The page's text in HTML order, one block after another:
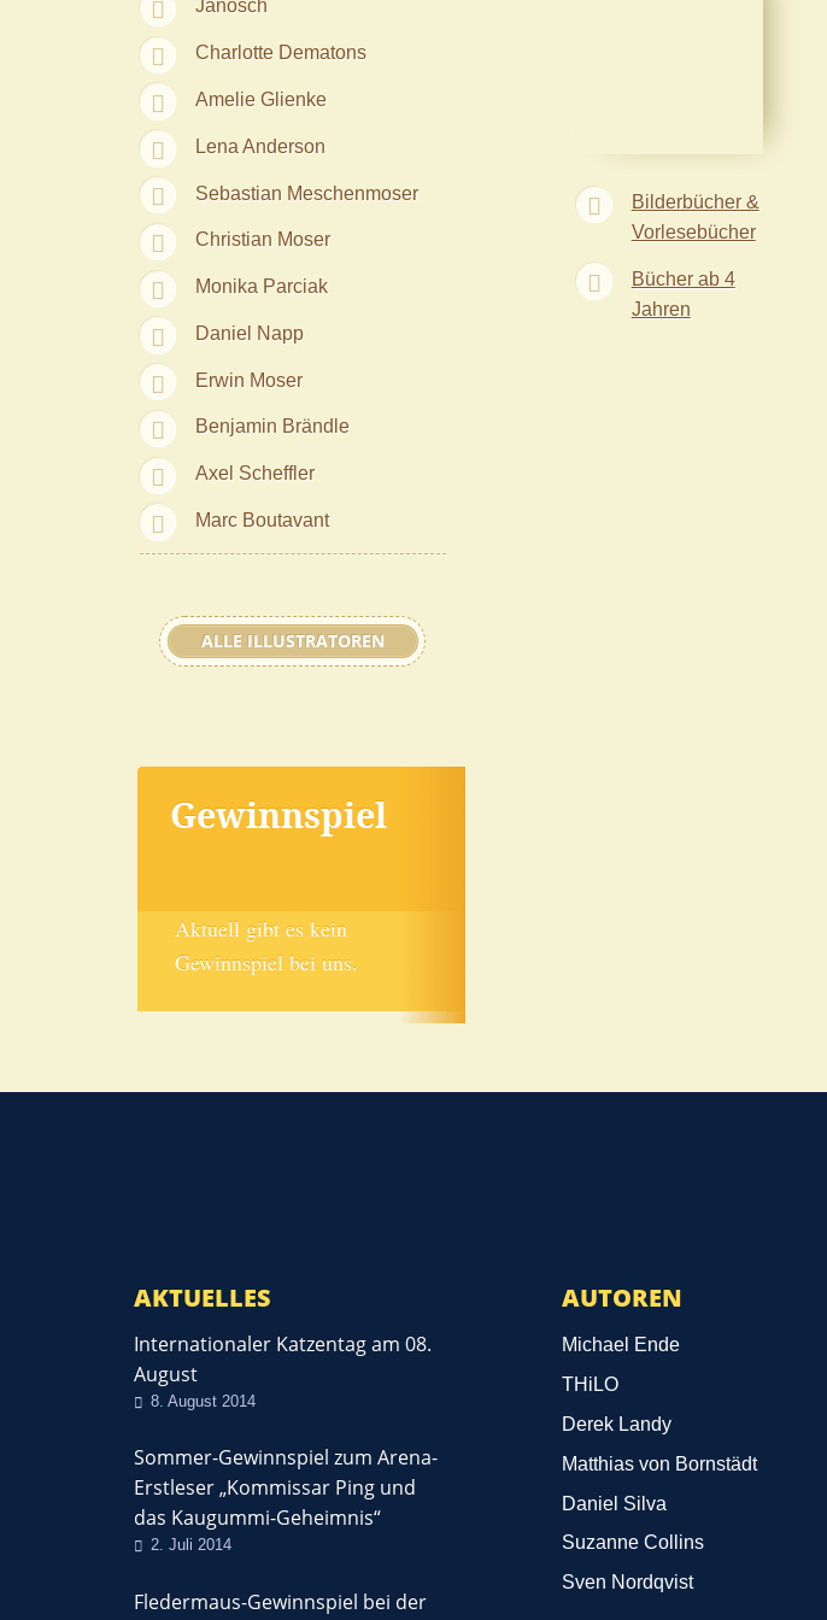
Janosch
Charlotte Dematons
Amelie Glienke
Lena Anderson
Sebastian Meschenmoser
Christian Moser
Monika Parciak
Daniel Napp
Erwin Moser
Benjamin Brändle
Axel Scheffler
Marc Boutavant
ALLE ILLUSTRATOREN
Gewinnspiel
Aktuell gibt es kein
Gewinnspiel bei uns.
Bilderbücher &
Vorlesebücher
Bücher ab 4
Jahren
AKTUELLES
Internationaler Katzentag am 08.
August
8. August 2014
Sommer-Gewinnspiel zum Arena-
Erstleser „Kommissar Ping und
das Kaugummi-Geheimnis“
2. Juli 2014
Fledermaus-Gewinnspiel bei der
AUTOREN
Michael Ende
THiLO
Derek Landy
Matthias von Bornstädt
Daniel Silva
Suzanne Collins
Sven Nordqvist